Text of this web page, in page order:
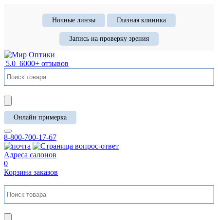
Ночные линзы Глазная клиника
Запись на проверку зрения
5.0 6000+ отзывов
Онлайн примерка
8-800-700-17-67
Адреса салонов
0
Корзина заказов